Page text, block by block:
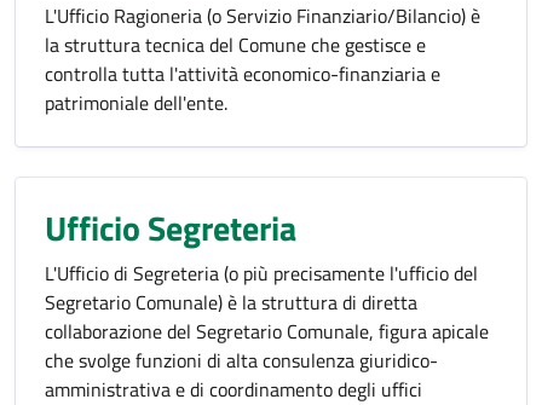
L'Ufficio Ragioneria (o Servizio Finanziario/Bilancio) è
la struttura tecnica del Comune che gestisce e
controlla tutta l'attività economico-finanziaria e
patrimoniale dell'ente.
Ufficio Segreteria
L'Ufficio di Segreteria (o più precisamente l'ufficio del
Segretario Comunale) è la struttura di diretta
collaborazione del Segretario Comunale, figura apicale
che svolge funzioni di alta consulenza giuridico-
amministrativa e di coordinamento degli uffici